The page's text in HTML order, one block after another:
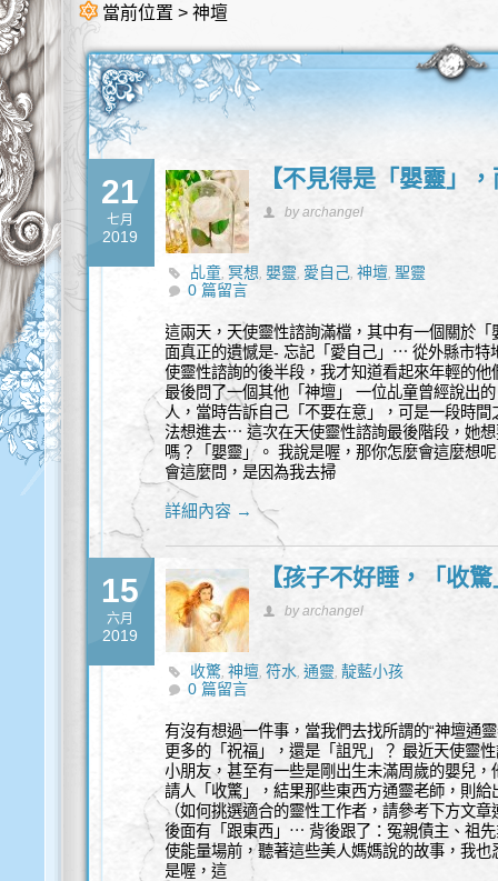
當前位置 > 神壇
21
七月
2019
【不見得是「嬰靈」
by archangel
乩童,冥想,嬰靈, 愛自己,神壇,聖靈
0 篇留言
這兩天，天使靈性諮詢滿檔，其中有一個關於
面真正的遺憾是- 忘記「愛自己」⋯ 從外縣市特
使靈性諮詢的後半段，我才知道看起來年輕的
最後問了一個其他「神壇」 一位乩童曾經說出
人，當時告訴自己「不要在意」，可是一段時
法想進去⋯ 這次在天使靈性諮詢最後階段，她
嗎？「嬰靈」。 我說是喔，那你怎麼會這麼想
會這麼問，是因為我去掃
詳細內容 →
15
六月
2019
【孩子不好睡，「收
by archangel
收驚,神壇,符水,通靈,靛藍小孩
0 篇留言
有沒有想過一件事，當我們去找所謂的“神壇通
更多的「祝福」，還是「詛咒」？ 最近天使靈
小朋友，甚至有一些是剛出生未滿周歲的嬰兒
請人「收驚」，結果那些東西方通靈老師，則
（如何挑選適合的靈性工作者，請參考下方文
後面有「跟東西」⋯ 背後跟了：冤親債主、祖
使能量場前，聽著這些美人媽媽說的故事，我也
是喔，這